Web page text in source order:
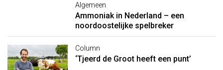
Algemeen
Ammoniak in Nederland – een
noordoostelijke spelbreker
Column
‘Tjeerd de Groot heeft een punt’